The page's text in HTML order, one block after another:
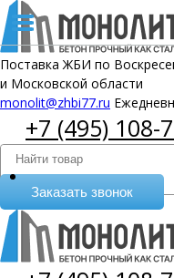
Поставка ЖБИ по
и Московской области
monolit@zhbi77.ru
+7 (495) 108-
Заказать звонок